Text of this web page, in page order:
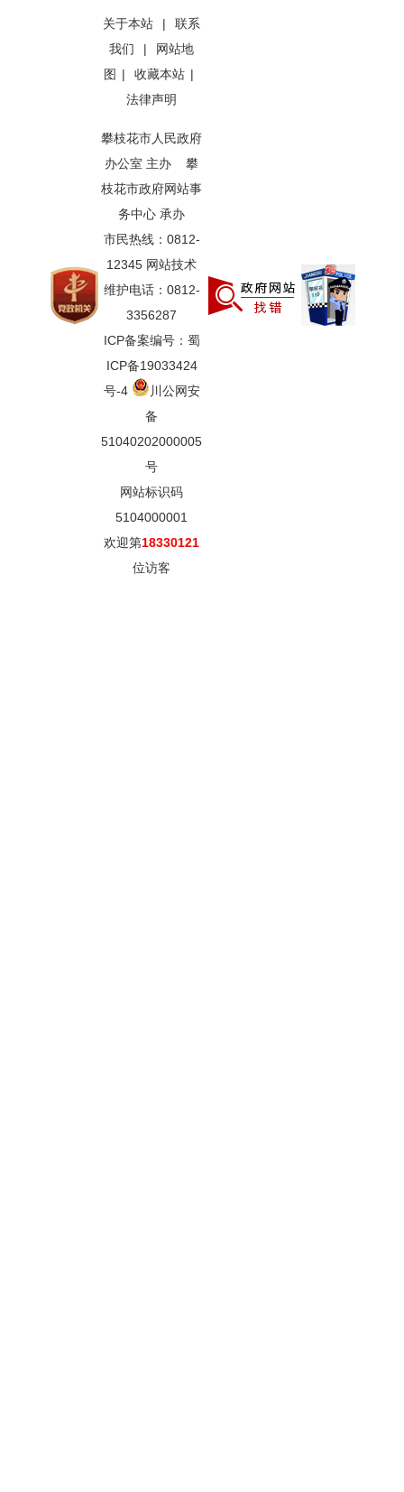
关于本站 |
联系
我们
|
网站地
图 | 收藏本站 |
法律声明
攀枝花市人民政府
办公室 主办 攀
枝花市政府网站事
务中心 承办
市民热线：0812-
12345 网站技术
维护电话：0812-
3356287
ICP备案编号：蜀
ICP备19033424
号-4
川公网安
备
51040202000005
号
网站标识码
5104000001
欢迎第18330121
位访客